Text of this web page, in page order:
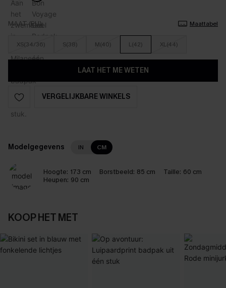
MAAT (EU) Maattabel
XS(34/36) S(38) M(40) L(42) XL(44)
LAAT HET ME WETEN
VERGELIJKBARE WINKELS
Modelgegevens IN CM
Hoogte: 173 cm Borstbeeld: 85 cm Taille: 60 cm
Heupen: 90 cm
KOOP HET MET